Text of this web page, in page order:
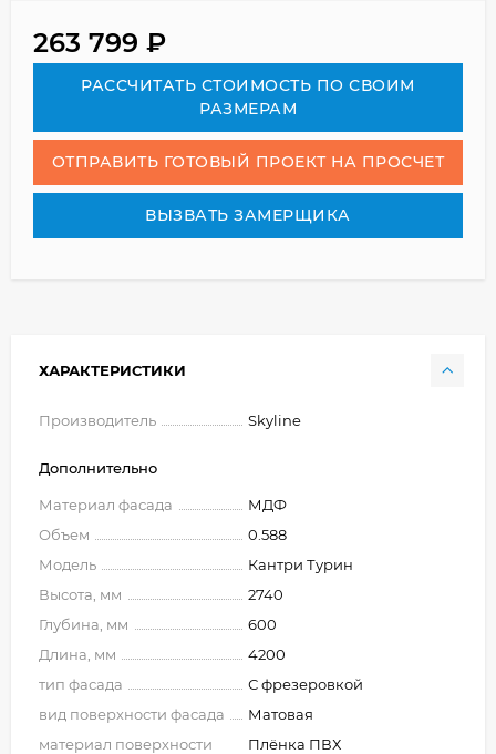
263 799 ₽
РАСCЧИТАТЬ СТОИМОСТЬ ПО СВОИМ
РАЗМЕРАМ
ОТПРАВИТЬ ГОТОВЫЙ ПРОЕКТ НА ПРОСЧЕТ
ВЫЗВАТЬ ЗАМЕРЩИКА
ХАРАКТЕРИСТИКИ
Производитель Skyline
Дополнительно
Материал фасада
МДФ
Объем
0.588
Модель
Кантри Турин
Высота, мм
2740
Глубина, мм
600
Длина, мм
4200
тип фасада
С фрезеровкой
вид поверхности фасада
Матовая
материал поверхности
Плёнка ПВХ